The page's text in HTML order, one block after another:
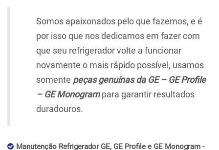
Somos apaixonados pelo que fazemos, e é
por isso que nos dedicamos em fazer com
que seu refrigerador volte a funcionar
novamente o mais rápido possível, usamos
somente peças genuínas da GE – GE Profile
– GE Monogrampara garantir resultados
duradouros.
Manutenção Refrigerador GE, GE Profile e GE Monogram -